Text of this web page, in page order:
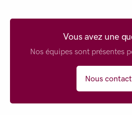
Vous avez une
Nos équipes sont présentes
Nous